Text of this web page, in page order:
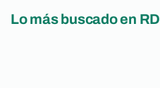
Lo más buscado en RD